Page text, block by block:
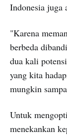
Indonesia juga
"Karena
berbeda
dua kali
yang kita
mungkin
Untuk
menekankan